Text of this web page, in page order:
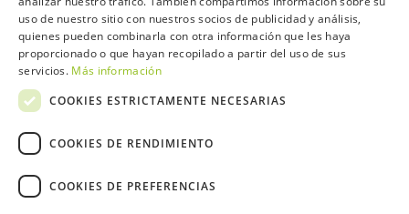
Contacta con el equipo de NextCaddy
Opina Contacta
uso de nuestro sitio con nuestros socios de publicidad y análisis,
quienes pueden combinarla con otra información que les haya
proporcionado o que hayan recopilado a partir del uso de sus
servicios. Más información
COOKIES ESTRICTAMENTE NECESARIAS
COOKIES DE RENDIMIENTO
COOKIES DE PREFERENCIAS